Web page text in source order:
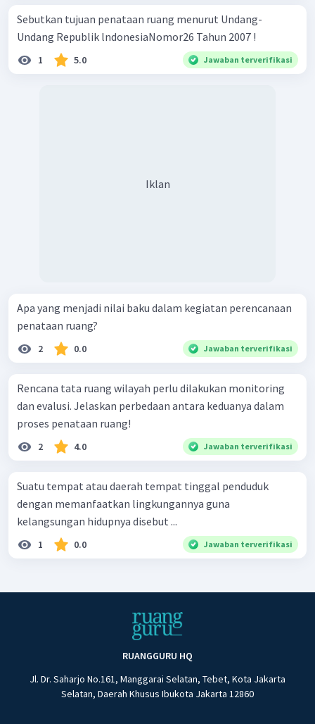
Sebutkan tujuan penataan ruang menurut Undang-
Undang Republik lndonesiaNomor26 Tahun 2007 !
1 5.0 Jawaban terverifikasi
Iklan
Apa yang menjadi nilai baku dalam kegiatan perencanaan
penataan ruang?
2 0.0 Jawaban terverifikasi
Rencana tata ruang wilayah perlu dilakukan monitoring
dan evalusi. Jelaskan perbedaan antara keduanya dalam
proses penataan ruang!
2 4.0 Jawaban terverifikasi
Suatu tempat atau daerah tempat tinggal penduduk
dengan memanfaatkan lingkungannya guna
kelangsungan hidupnya disebut ...
1 0.0 Jawaban terverifikasi
RUANGGURU HQ
Jl. Dr. Saharjo No.161, Manggarai Selatan, Tebet, Kota Jakarta
Selatan, Daerah Khusus Ibukota Jakarta 12860